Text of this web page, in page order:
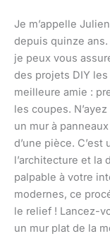
Je m’appelle
depuis quinze ans.
je peux vous
des projets DIY
meilleure amie :
les coupes.
un mur à
d’une pièce.
l’architecture et la
palpable à votre
modernes, ce
le relief ! Lancez-
un mur plat de la